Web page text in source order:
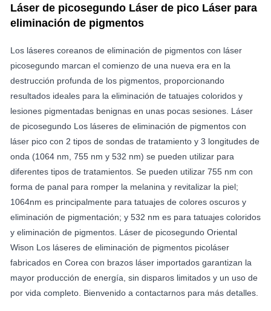
Láser de picosegundo Láser de pico Láser para
eliminación de pigmentos
Los láseres coreanos de eliminación de pigmentos con láser
picosegundo marcan el comienzo de una nueva era en la
destrucción profunda de los pigmentos, proporcionando
resultados ideales para la eliminación de tatuajes coloridos y
lesiones pigmentadas benignas en unas pocas sesiones. Láser
de picosegundo Los láseres de eliminación de pigmentos con
láser pico con 2 tipos de sondas de tratamiento y 3 longitudes de
onda (1064 nm, 755 nm y 532 nm) se pueden utilizar para
diferentes tipos de tratamientos. Se pueden utilizar 755 nm con
forma de panal para romper la melanina y revitalizar la piel;
1064nm es principalmente para tatuajes de colores oscuros y
eliminación de pigmentación; y 532 nm es para tatuajes coloridos
y eliminación de pigmentos. Láser de picosegundo Oriental
Wison Los láseres de eliminación de pigmentos picoláser
fabricados en Corea con brazos láser importados garantizan la
mayor producción de energía, sin disparos limitados y un uso de
por vida completo. Bienvenido a contactarnos para más detalles.